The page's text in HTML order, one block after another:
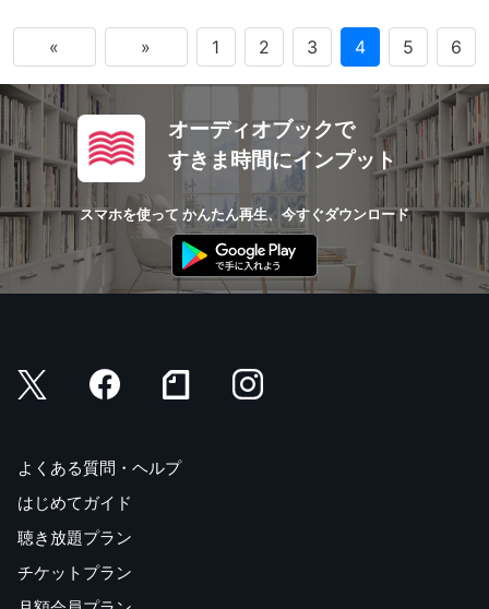
« » 1 2 3 4 5 6
オーディオブックで
すきま時間にインプット
スマホを使って かんたん再生、今すぐダウンロード
よくある質問・ヘルプ
はじめてガイド
聴き放題プラン
チケットプラン